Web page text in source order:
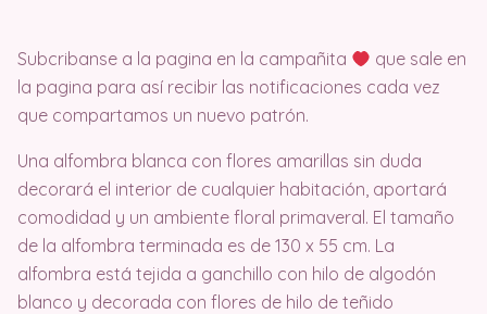
Subcribanse a la pagina en la campañita
que sale en
la pagina para así recibir las notificaciones cada vez
que compartamos un nuevo patrón.
Una alfombra blanca con flores amarillas sin duda
decorará el interior de cualquier habitación, aportará
comodidad y un ambiente floral primaveral. El tamaño
de la alfombra terminada es de 130 x 55 cm. La
alfombra está tejida a ganchillo con hilo de algodón
blanco y decorada con flores de hilo de teñido